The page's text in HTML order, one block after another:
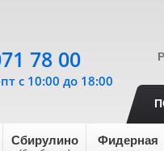
Сбирулино Фидерная
78 00
с 10:00 до 18:00